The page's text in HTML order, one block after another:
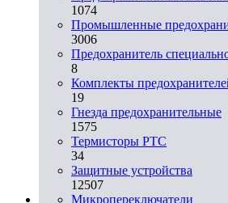
1074
Промышленные
3006
Предохранитель
8
Комплекты
19
Гнезда предохранительные
1575
Термисторы PTC
34
Защитные устройства
12507
Микропереключатели